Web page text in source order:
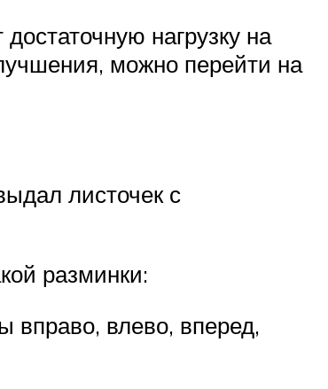
нагрузку на
можно перейти на
листочек с
разминки:
вправо, влево, вперед,